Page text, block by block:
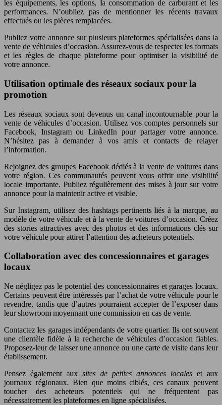
les équipements, les options, la consommation de carburant et les
performances. N’oubliez pas de mentionner les récents travaux
effectués ou les pièces remplacées.
Publiez votre annonce sur plusieurs plateformes spécialisées dans la
vente de véhicules d’occasion. Assurez-vous de respecter les formats
et les règles de chaque plateforme pour optimiser la visibilité de
votre annonce.
Utilisation optimale des réseaux sociaux pour la
promotion
Les réseaux sociaux sont devenus un canal incontournable pour la
vente de véhicules d’occasion. Utilisez vos comptes personnels sur
Facebook, Instagram ou LinkedIn pour partager votre annonce.
N’hésitez pas à demander à vos amis et contacts de relayer
l’information.
Rejoignez des groupes Facebook dédiés à la vente de voitures dans
votre région. Ces communautés peuvent vous offrir une visibilité
locale importante. Publiez régulièrement des mises à jour sur votre
annonce pour la maintenir active et visible.
Sur Instagram, utilisez des hashtags pertinents liés à la marque, au
modèle de votre véhicule et à la vente de voitures d’occasion. Créez
des stories attractives avec des photos et des informations clés sur
votre véhicule pour attirer l’attention des acheteurs potentiels.
Collaboration avec des concessionnaires et garages
locaux
Ne négligez pas le potentiel des concessionnaires et garages locaux.
Certains peuvent être intéressés par l’achat de votre véhicule pour le
revendre, tandis que d’autres pourraient accepter de l’exposer dans
leur showroom moyennant une commission en cas de vente.
Contactez les garages indépendants de votre quartier. Ils ont souvent
une clientèle fidèle à la recherche de véhicules d’occasion fiables.
Proposez-leur de laisser une annonce ou une carte de visite dans leur
établissement.
Pensez également aux sites de petites annonces locales et aux
journaux régionaux. Bien que moins ciblés, ces canaux peuvent
toucher des acheteurs potentiels qui ne fréquentent pas
nécessairement les plateformes en ligne spécialisées.